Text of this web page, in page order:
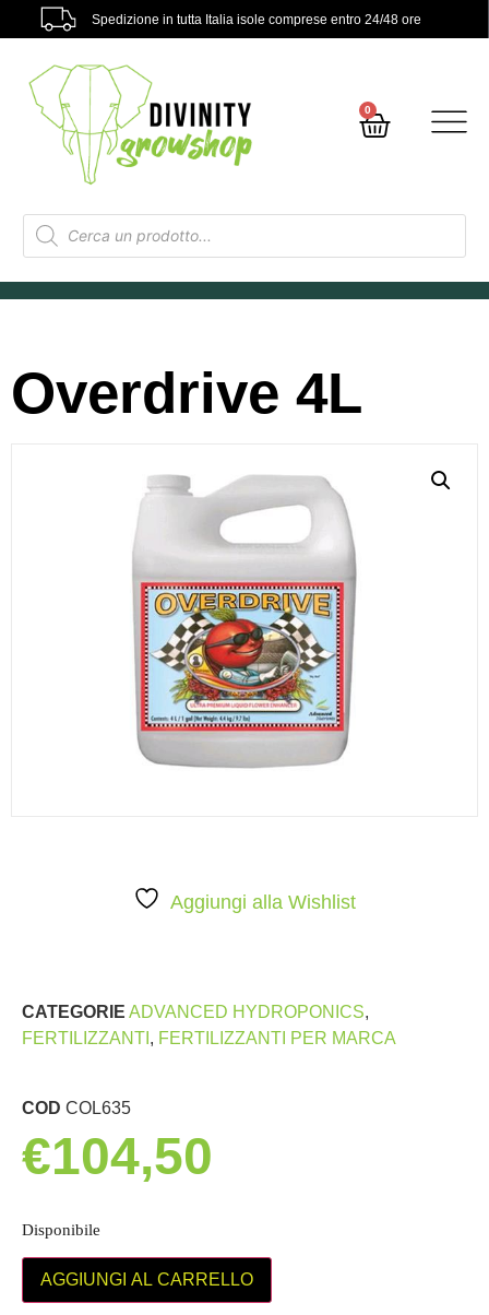
Spedizione in tutta Italia isole comprese entro 24/48 ore
0
Overdrive 4L
Aggiungi alla Wishlist
CATEGORIE ADVANCED HYDROPONICS,
FERTILIZZANTI , FERTILIZZANTI PER MARCA
COD COL635
€104,50
Disponibile
AGGIUNGI AL CARRELLO